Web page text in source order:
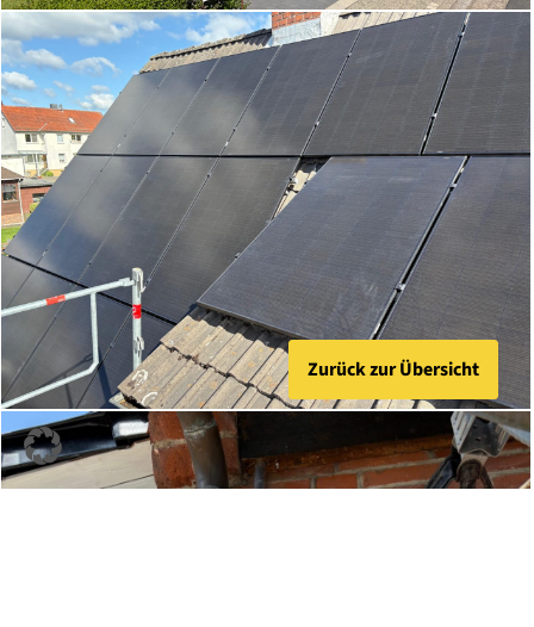
Zurück zur Übersicht